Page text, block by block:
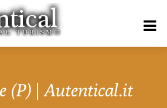
(P) | Autentical.it